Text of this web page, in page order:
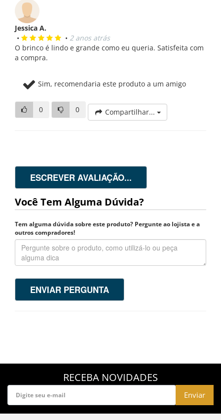
Jessica A.
•
• 2 anos atrás
O brinco é lindo e grande como eu queria. Satisfeita com
a compra.
Sim, recomendaria este produto a um amigo
0 0 Compartilhar...
ESCREVER AVALIAÇÃO...
Você Tem Alguma Dúvida?
Tem alguma dúvida sobre este produto? Pergunte ao lojista e a
outros compradores!
ENVIAR PERGUNTA
RECEBA NOVIDADES
Enviar